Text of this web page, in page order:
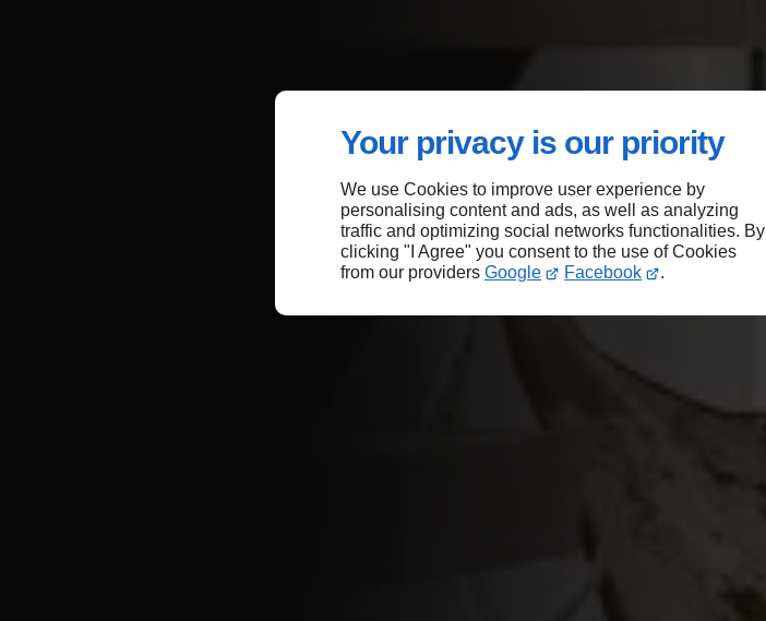
Your privacy is our priority
We use Cookies to improve user experience by
personalising content and ads, as well as analyzing
traffic and optimizing social networks functionalities. By
clicking "I Agree" you consent to the use of Cookies
from our providers Google Facebook .